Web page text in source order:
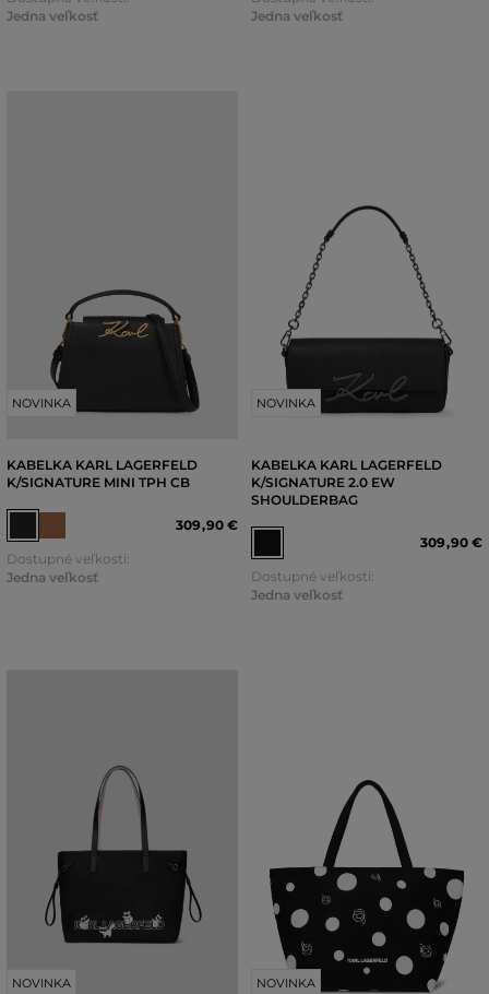
Jedna veľkosť
Jedna veľkosť
NOVINKA
KABELKA KARL LAGERFELD
K/SIGNATURE MINI TPH CB
309,90 €
Dostupné veľkosti:
Jedna veľkosť
NOVINKA
KABELKA KARL LAGERFELD
K/SIGNATURE 2.0 EW
SHOULDERBAG
309,90 €
Dostupné veľkosti:
Jedna veľkosť
NOVINKA NOVINKA